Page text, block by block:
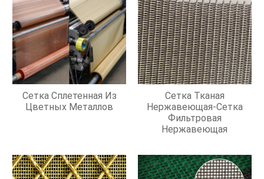
Сетка Сплетенная Из
Цветных Металлов
Сетка Тканая
Нержавеющая-Сетка
Фильтровая
Нержавеющая